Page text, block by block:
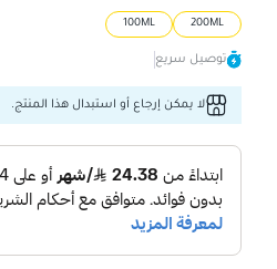
200ML
100ML
توصيل سريع
لا يمكن إرجاع أو استبدال هذا المنتج.